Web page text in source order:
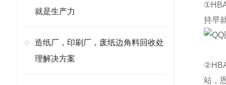
就是生产力
造纸厂，印刷厂，废纸边角料回收处
理解决方案
持早
站，